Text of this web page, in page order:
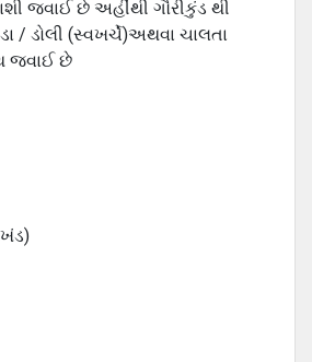
જવાઈ છે અહીંથી ગૌરીકુંડ થી
/ ડોલી (સ્વખર્ચે)અથવા ચાલતા
જવાઈ છે